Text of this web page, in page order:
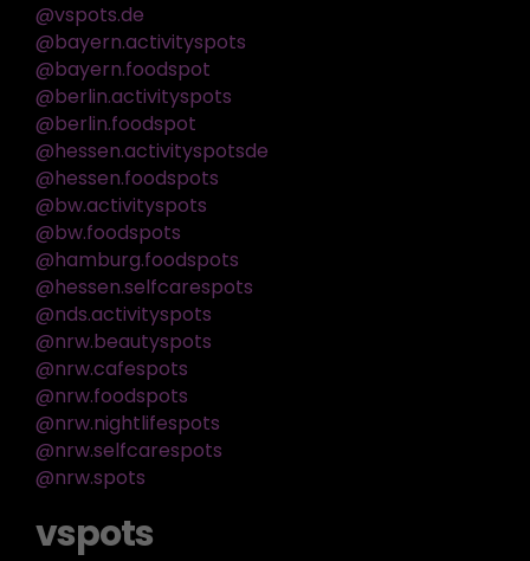
@vspots.de
@bayern.activityspots
@bayern.foodspot
@berlin.activityspots
@berlin.foodspot
@hessen.activityspotsde
@hessen.foodspots
@bw.activityspots
@bw.foodspots
@hamburg.foodspots
@hessen.selfcarespots
@nds.activityspots
@nrw.beautyspots
@nrw.cafespots
@nrw.foodspots
@nrw.nightlifespots
@nrw.selfcarespots
@nrw.spots
vspots